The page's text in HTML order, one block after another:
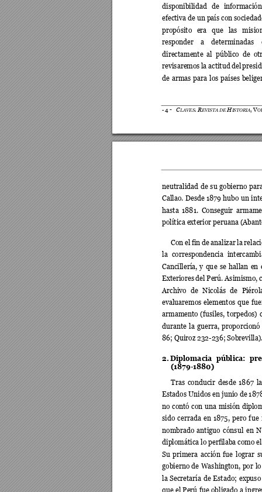
- 4 - CLAVES. REVISTA DE HISTORIA, V
disponibilidad de
efectiva de un país con
propósito
era que las
responder
a determinadas
directamente al público de
revisaremos la actitud del
de armas para los países
neutralidad de su gobierno
Callao. Desde 1879 hubo un
hasta 1881. Conseguir a
política exterior peruana
Con el fin deanalizar la
la correspondencia int
Cancillería, y que se hallan en
Exteriores del Perú. Asimismo,
Archivo de Nicolás de
evaluaremos elementos que
armamento (fusiles, torpedos)
durante la guerra, proporcionó
86; Quiroz 232-236;
2. Diplomacia pública:
(1879-1880)
Tras conducir desde 1867
Estados Unidos en junio de
no contó con una misión
sido cerrada en 1875, pero fue
nombrado antiguo cónsul en
diplomática lo perfilaba como
Su primera acción fue lograr
gobierno de Washington, por
la Secretaría de Estado;
que el Perú fue obligado a